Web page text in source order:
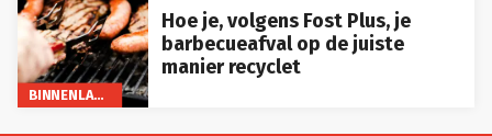
BINNENLAND
Hoe je, volgens Fost Plus, je
barbecueafval op de juiste
manier recyclet